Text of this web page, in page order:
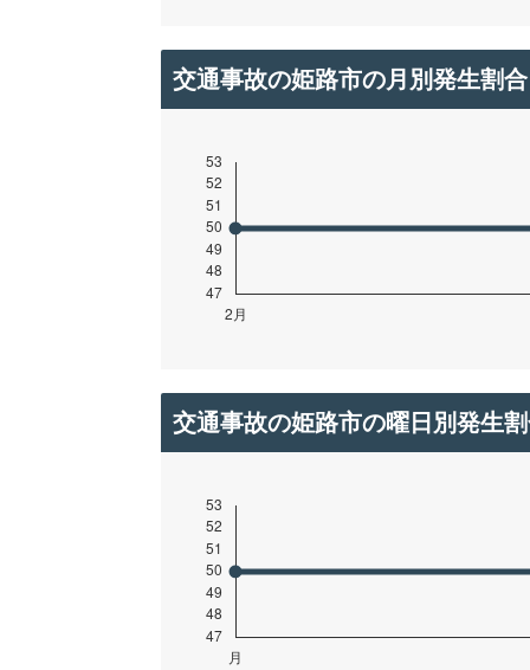
交通事故の姫路市の月別発生割合
交通事故の姫路市の曜日別発生